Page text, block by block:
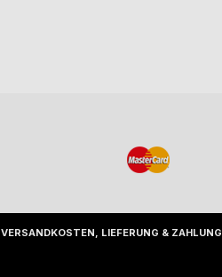
VERSANDKOSTEN, LIEFERUNG & ZAHLUNG